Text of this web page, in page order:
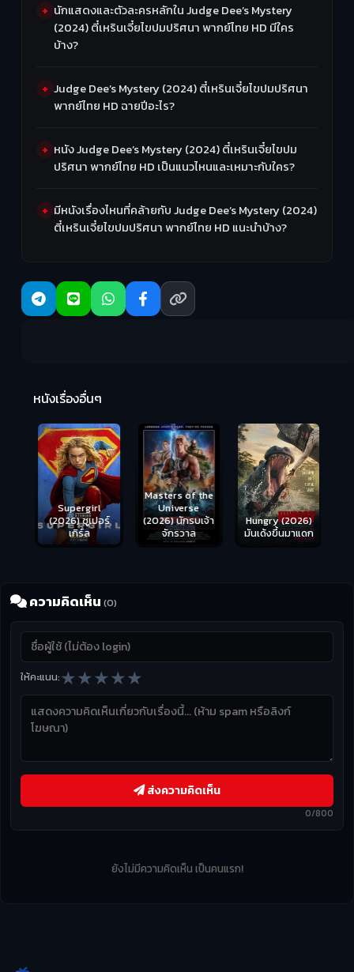
นักแสดงและตัวละครหลักใน Judge Dee’s Mystery
(2024) ตี๋เหรินเจี๋ยไขปมปริศนา พากย์ไทย HD มีใคร
บ้าง?
Judge Dee’s Mystery (2024) ตี๋เหรินเจี๋ยไขปมปริศนา
พากย์ไทย HD ฉายปีอะไร?
หนัง Judge Dee’s Mystery (2024) ตี๋เหรินเจี๋ยไขปม
ปริศนา พากย์ไทย HD เป็นแนวไหนและเหมาะกับใคร?
มีหนังเรื่องไหนที่คล้ายกับ Judge Dee’s Mystery (2024)
ตี๋เหรินเจี๋ยไขปมปริศนา พากย์ไทย HD แนะนำบ้าง?
หนังเรื่องอื่นๆ
Supergirl
(2026) ซูเปอร์
เกิร์ล
Masters of the
Universe
(2026) นักรบเจ้า
จักรวาล
Hungry (2026)
มันเด้งขึ้นมาแดก
ความคิดเห็น (0)
ให้คะแนน:★★★★★
0/800
ส่งความคิดเห็น
ยังไม่มีความคิดเห็น เป็นคนแรก!